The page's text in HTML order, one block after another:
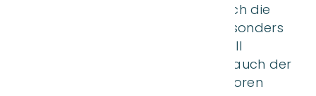
Arbeitsauftrag, der sie gezielt durch die
verschiedenen Bereiche führte. Besonders
beeindruckend waren die prunkvoll
ausgestatteten Räume, darunter auch der
Raum, in dem König Ludwig II. geboren